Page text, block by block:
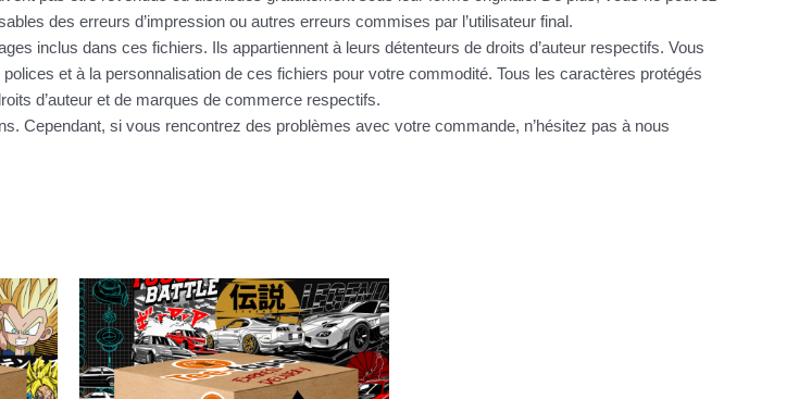
des erreurs d’impression ou autres erreurs commises par l’utilisateur final.
inclus dans ces fichiers. Ils appartiennent à leurs détenteurs de droits d’auteur respectifs. Vous
et à la personnalisation de ces fichiers pour votre commodité. Tous les caractères protégés
d’auteur et de marques de commerce respectifs.
Cependant, si vous rencontrez des problèmes avec votre commande, n’hésitez pas à nous